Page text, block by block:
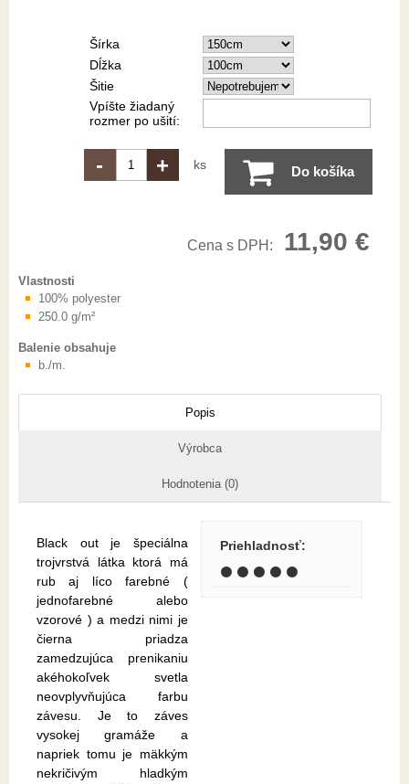
Šírka
Dĺžka
Šitie
Vpíšte žiadaný
rozmer po ušití:
- + ks Do košíka
Cena s DPH: 11,90 €
Vlastnosti
100% polyester
250.0 g/m²
Balenie obsahuje
b./m.
Popis
Výrobca
Hodnotenia (0)
Black out je špeciálna
trojvrstvá látka ktorá má
rub aj líco farebné (
jednofarebné alebo
vzorové ) a medzi nimi je
čierna priadza
zamedzujúca prenikaniu
akéhokoľvek svetla
neovplyvňujúca farbu
závesu. Je to záves
vysokej gramáže a
napriek tomu je mäkkým
nekričivým hladkým
Priehladnosť:
⚫ ⚫ ⚫ ⚫ ⚫